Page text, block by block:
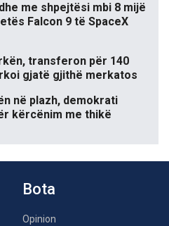
me shpejtësi mbi 8 mijë
Falcon 9 të SpaceX
transferon për 140
gjatë gjithë merkatos
në plazh, demokrati
kërcënim me thikë
Bota
Opinion